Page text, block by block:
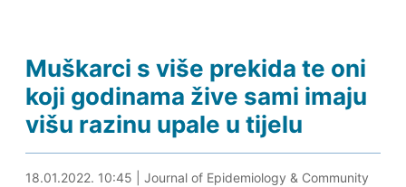
Muškarci s više prekida te oni
koji godinama žive sami imaju
višu razinu upale u tijelu
18.01.2022. 11:03
18.01.2022. 10:45
Journal of Epidemiology & Community